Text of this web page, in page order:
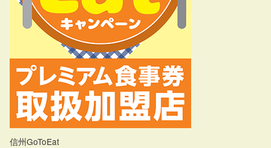
信州GoToEat